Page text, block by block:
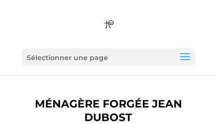
Sélectionner une page
MÉNAGÈRE FORGÉE JEAN
DUBOST